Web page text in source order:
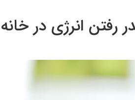
انرژی در خانه